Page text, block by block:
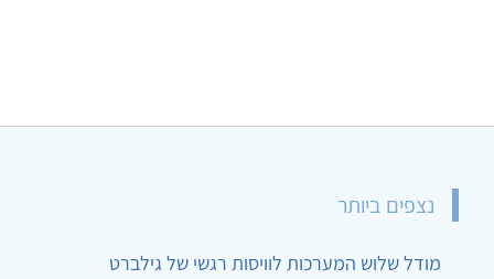
נצפים ביותר
מודל שלוש המערכות לוויסות רגשי של גילברט